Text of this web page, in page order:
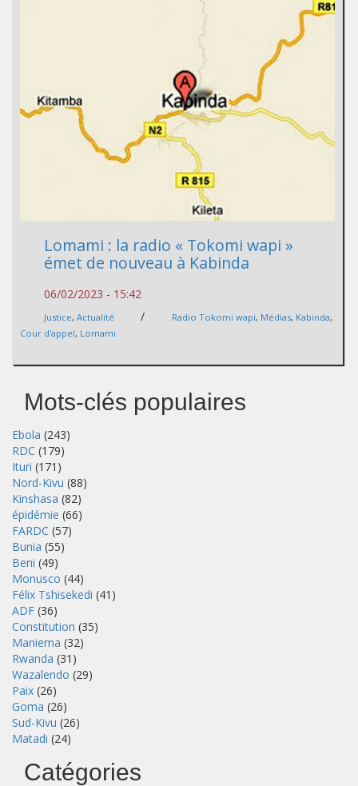
Lomami : la radio « Tokomi wapi »
émet de nouveau à Kabinda
06/02/2023 - 15:42
Justice, Actualité / Radio Tokomi wapi, Médias, Kabinda,
Cour d'appel, Lomami
Mots-clés populaires
Ebola (243)
RDC (179)
Ituri (171)
Nord-Kivu (88)
Kinshasa (82)
épidémie (66)
FARDC (57)
Bunia (55)
Beni (49)
Monusco (44)
Félix Tshisekedi (41)
ADF (36)
Constitution (35)
Maniema (32)
Rwanda (31)
Wazalendo (29)
Paix (26)
Goma (26)
Sud-Kivu (26)
Matadi (24)
Catégories